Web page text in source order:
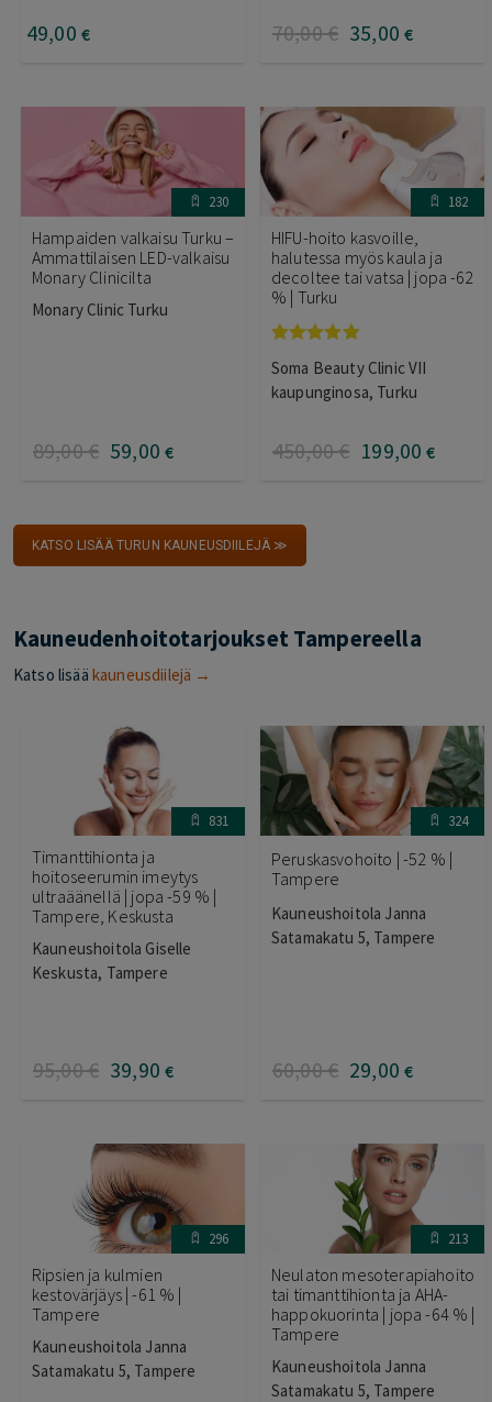
49,00 € 70,00€ 35,00 €
230
Hampaiden valkaisu Turku –
Ammattilaisen LED-valkaisu
Monary Clinicilta
Monary Clinic Turku
89,00€ 59,00 €
182
HIFU-hoito kasvoille,
halutessa myös kaula ja
decoltee tai vatsa | jopa -62
% | Turku
tuotteesta:
5.00/ 5
Soma Beauty Clinic VII
kaupunginosa, Turku
450,00€ 199,00 €
KATSO LISÄÄ TURUN KAUNEUSDIILEJÄ ≫
Kauneudenhoitotarjoukset Tampereella
Katso lisää kauneusdiilejä →
831
Timanttihionta ja
hoitoseerumin imeytys
ultraäänellä | jopa -59 % |
Tampere, Keskusta
Kauneushoitola Giselle
Keskusta, Tampere
95,00€ 39,90 €
324
Peruskasvohoito | -52 % |
Tampere
Kauneushoitola Janna
Satamakatu 5, Tampere
60,00€ 29,00 €
296
Ripsien ja kulmien
kestovärjäys | -61 % |
Tampere
Kauneushoitola Janna
Satamakatu 5, Tampere
213
Neulaton mesoterapiahoito
tai timanttihionta ja AHA-
happokuorinta | jopa -64 % |
Tampere
Kauneushoitola Janna
Satamakatu 5, Tampere